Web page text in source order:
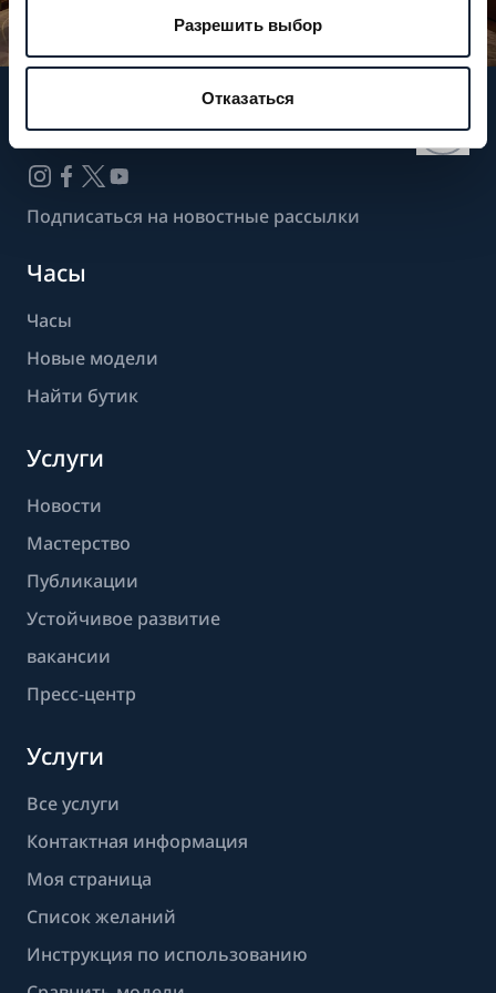
Разрешить выбор
Отказаться
Подписаться на новостные рассылки
Часы
Часы
Новые модели
Найти бутик
Услуги
Новости
Мастерство
Публикации
Устойчивое развитие
вакансии
Пресс-центр
Услуги
Все услуги
Контактная информация
Моя страница
Список желаний
Инструкция по использованию